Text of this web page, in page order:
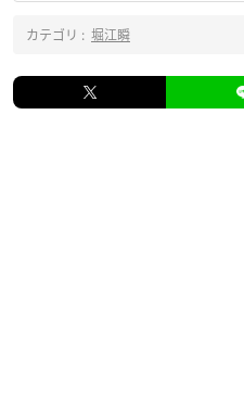
カテゴリ : 堀江瞬